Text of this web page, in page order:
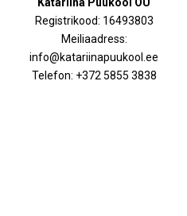
Registrikood: 16493803
Meiliaadress:
info@katariinapuukool.ee
Telefon: +372 5855 3838